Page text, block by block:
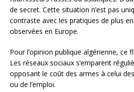
de secret. Cette situation n’est pas
contraste avec les pratiques de plus
observées en Europe.
Pour l’opinion publique algérienne, ce
Les réseaux sociaux s’emparent
opposant le coût des armes à celui
ou de l’emploi.